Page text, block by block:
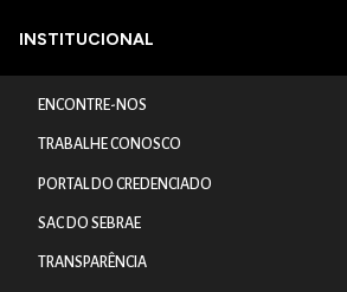
INSTITUCIONAL
ENCONTRE-NOS
TRABALHE CONOSCO
PORTAL DO CREDENCIADO
SAC DO SEBRAE
TRANSPARÊNCIA